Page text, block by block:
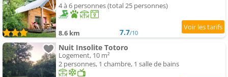
4 à 6 personnes (total 25 personnes)
8.6 km 7.7/10
Nuit Insolite Totoro
Logement, 10 m²
2 personnes, 1 chambre, 1 salle de bains